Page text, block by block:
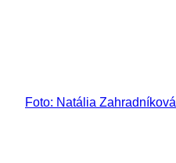
Foto: Natália Zahradníková